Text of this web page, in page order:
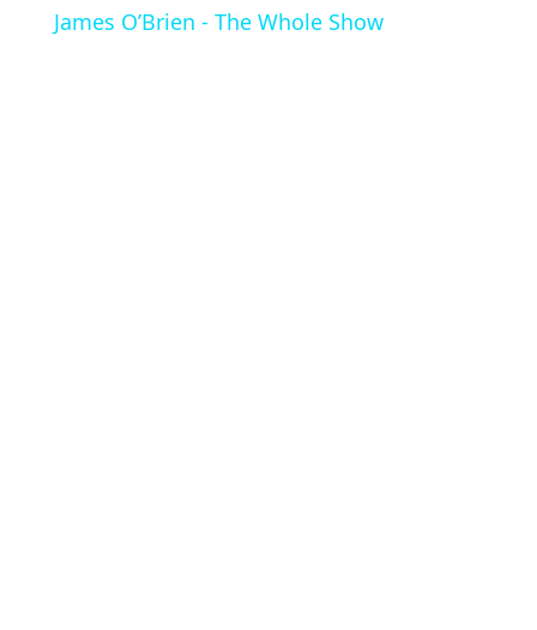
James O’Brien - The Whole Show